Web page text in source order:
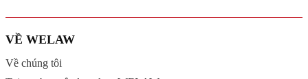
VỀ WELAW
Về chúng tôi